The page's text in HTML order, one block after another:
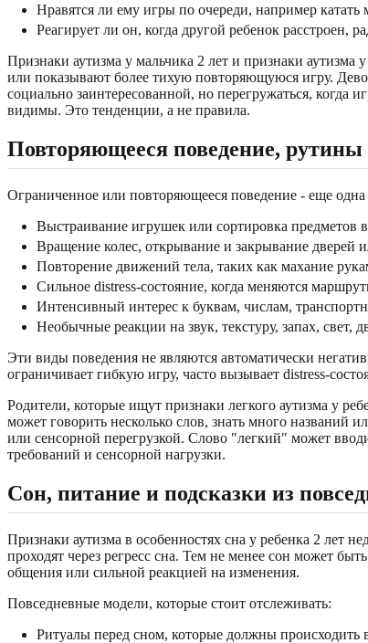
Нравятся ли ему игры по очереди, например катать
Реагирует ли он, когда другой ребенок расстроен,
Признаки аутизма у мальчика 2 лет и признаки аутизма
или показывают более тихую повторяющуюся игру.
социально заинтересованной, но перегружаться, когда
видимы. Это тенденции, а не правила.
Повторяющееся поведение,
Ограниченное или повторяющееся поведение - еще
Выстраивание игрушек или сортировка предметов
Вращение колес, открывание и закрывание дверей
Повторение движений тела, таких как махание
Сильное distress-состояние, когда меняются
Интенсивный интерес к буквам, числам,
Необычные реакции на звук, текстуру, запах, свет,
Эти виды поведения не являются автоматически
ограничивает гибкую игру, часто вызывает distress-
Родители, которые ищут признаки легкого аутизма у
может говорить несколько слов, знать много названий
или сенсорной перегрузкой. Слово "легкий" может
требований и сенсорной нагрузки.
Сон, питание и подсказки из
Признаки аутизма в особенностях сна у ребенка 2 лет
проходят через регресс сна. Тем не менее сон может
общения или сильной реакцией на изменения.
Повседневные модели, которые стоит отслеживать:
Ритуалы перед сном, которые должны происходить